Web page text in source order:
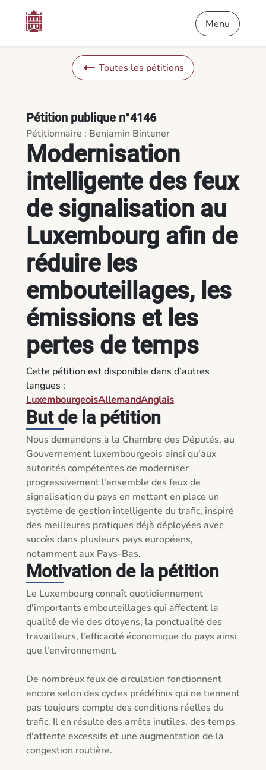
Modernisation intelligente des feux de signalisation au
Menu
Toutes les pétitions
Modernisation
intelligente des feux
de signalisation au
Luxembourg afin de
réduire les
embouteillages, les
émissions et les
pertes de temps
Pétition publique n°4146
Pétitionnaire : Benjamin Bintener
Cette pétition est disponible dans d’autres
langues :
LuxembourgeoisAllemandAnglais
But de la pétition
Nous demandons à la Chambre des Députés, au
Gouvernement luxembourgeois ainsi qu'aux
autorités compétentes de moderniser
progressivement l'ensemble des feux de
signalisation du pays en mettant en place un
système de gestion intelligente du trafic, inspiré
des meilleures pratiques déjà déployées avec
succès dans plusieurs pays européens,
notamment aux Pays-Bas.
Motivation de la pétition
Le Luxembourg connaît quotidiennement
d'importants embouteillages qui affectent la
qualité de vie des citoyens, la ponctualité des
travailleurs, l'efficacité économique du pays ainsi
que l'environnement.
De nombreux feux de circulation fonctionnent
encore selon des cycles prédéfinis qui ne tiennent
pas toujours compte des conditions réelles du
trafic. Il en résulte des arrêts inutiles, des temps
d'attente excessifs et une augmentation de la
congestion routière.